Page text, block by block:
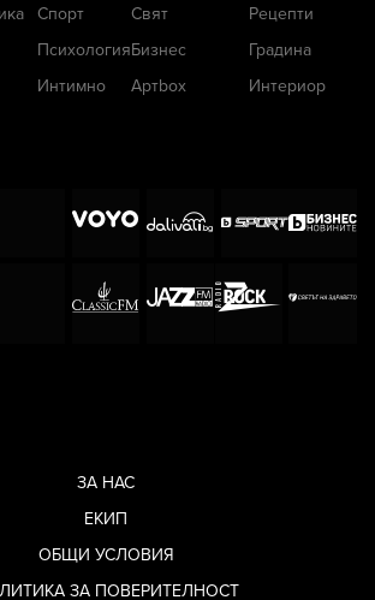
Спорт
Психология
Интимно
Свят
Бизнес
Артbox
Рецепти
Градина
Интериор
ЗА НАС
ЕКИП
ОБЩИ УСЛОВИЯ
ЗА ПОВЕРИТЕЛНОСТ